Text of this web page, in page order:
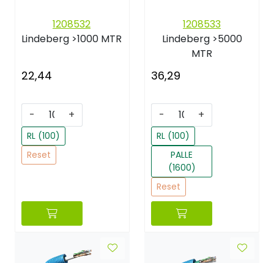
1208532
Lindeberg >1000 MTR
22,44
- +
RL (100)
Reset
1208533
Lindeberg >5000
MTR
36,29
- +
RL (100)
PALLE
(1600)
Reset